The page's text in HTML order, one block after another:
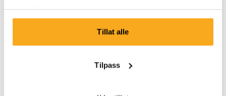
tjenestene deres.
Tillat alle
Tilpass
Send en melding